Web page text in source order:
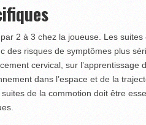
2 à 3 chez la joueuse. Les
des risques de symptômes plus
cervical, sur l’apprentissage
dans l’espace et de la
de la commotion doit être